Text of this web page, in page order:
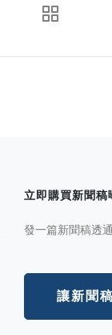
立即購買新聞稿
發一篇新聞稿透
讓新聞